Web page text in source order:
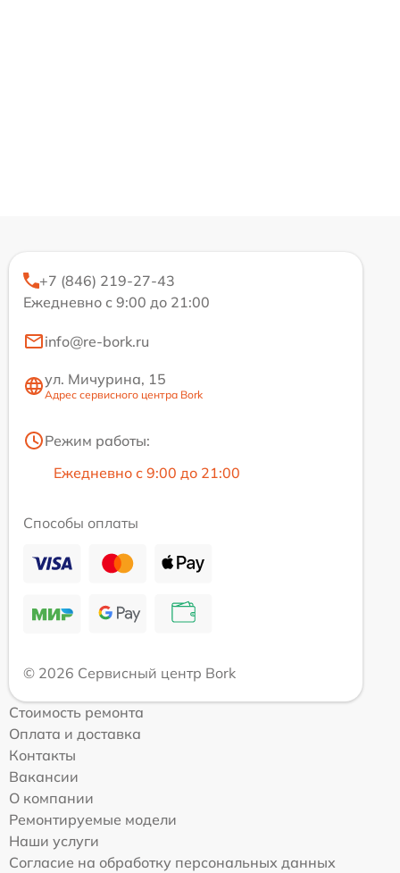
+7 (846) 219-27-43
Ежедневно с 9:00 до 21:00
info@re-bork.ru
ул. Мичурина, 15
Адрес сервисного центра Bork
Режим работы:
Ежедневно с 9:00 до 21:00
Способы оплаты
© 2026 Сервисный центр Bork
Стоимость ремонта
Оплата и доставка
Контакты
Вакансии
О компании
Ремонтируемые модели
Наши услуги
Согласие на обработку персональных данных